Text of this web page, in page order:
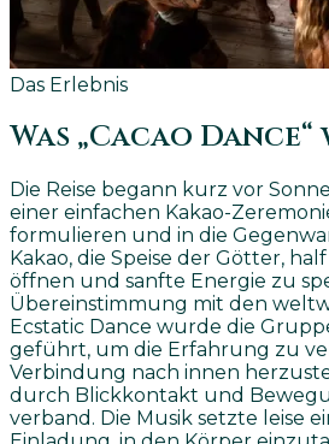
Das Erlebnis
Was „Cacao Dance“
Die Reise begann kurz vor
einer einfachen Kakao-
formulieren und in die
Kakao, die Speise der Götter,
öffnen und sanfte Energie zu
Übereinstimmung mit den
Ecstatic Dance wurde die
geführt, um die Erfahrung zu
Verbindung nach innen
durch Blickkontakt und
verband. Die Musik setzte leise